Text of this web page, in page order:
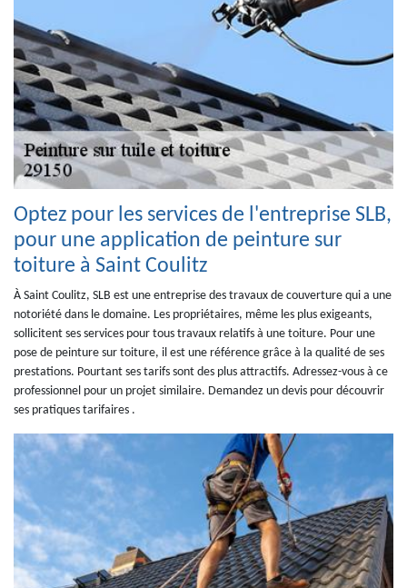
Optez pour les services de l'entreprise SLB,
pour une application de peinture sur
toiture à Saint Coulitz
À Saint Coulitz, SLB est une entreprise des travaux de couverture qui a une
notoriété dans le domaine. Les propriétaires, même les plus exigeants,
sollicitent ses services pour tous travaux relatifs à une toiture. Pour une
pose de peinture sur toiture, il est une référence grâce à la qualité de ses
prestations. Pourtant ses tarifs sont des plus attractifs. Adressez-vous à ce
professionnel pour un projet similaire. Demandez un devis pour découvrir
ses pratiques tarifaires .